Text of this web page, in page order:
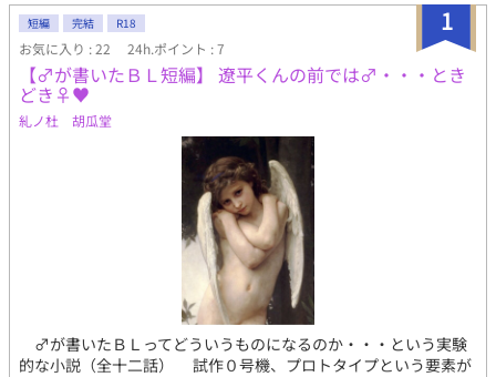
1
短編 完結 R18
お気に入り : 22 24h.ポイント : 7
【♂が書いたＢＬ短編】 遼平くんの前では♂・・・とき
どき♀♥
糺ノ杜 胡瓜堂
♂が書いたＢＬってどういうものになるのか・・・という実験
的な小説（全十二話） 試作０号機、プロトタイプという要素が